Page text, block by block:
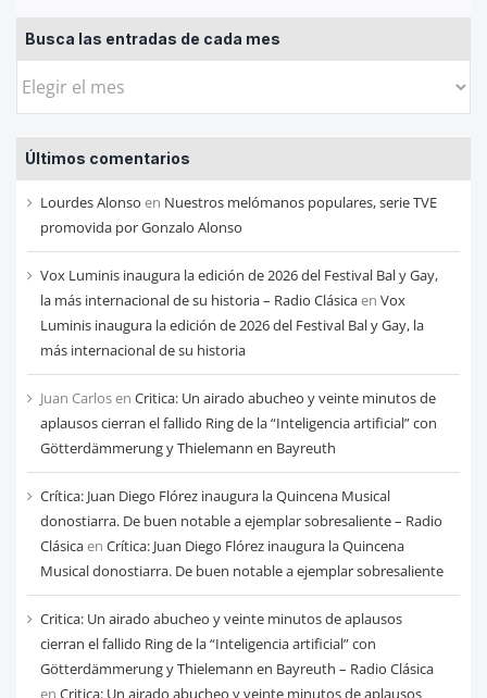
Busca las entradas de cada mes
Busca
entradas
de
cada
mes
Últimos comentarios
Lourdes Alonso en Nuestros melómanos populares, serie TVE
promovida por Gonzalo Alonso
Vox Luminis inaugura la edición de 2026 del Festival Bal y Gay,
la más internacional de su historia – Radio Clásicaen Vox
Luminis inaugura la edición de 2026 del Festival Bal y Gay, la
más internacional de su historia
Juan Carlosen Critica: Un airado abucheo y veinte minutos de
aplausos cierran el fallido Ring de la “Inteligencia artificial” con
Götterdämmerung y Thielemann en Bayreuth
Crítica: Juan Diego Flórez inaugura la Quincena Musical
donostiarra. De buen notable a ejemplar sobresaliente – Radio
Clásicaen Crítica: Juan Diego Flórez inaugura la Quincena
Musical donostiarra. De buen notable a ejemplar sobresaliente
Critica: Un airado abucheo y veinte minutos de aplausos
cierran el fallido Ring de la “Inteligencia artificial” con
Götterdämmerung y Thielemann en Bayreuth – Radio Clásica
en Critica: Un airado abucheo y veinte minutos de aplausos